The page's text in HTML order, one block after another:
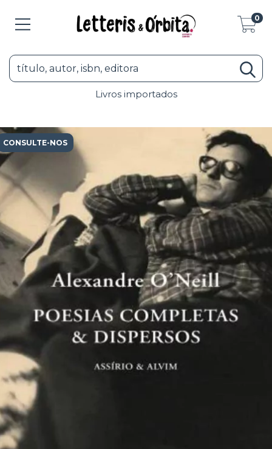
0
Livros importados
CONSULTE-NOS